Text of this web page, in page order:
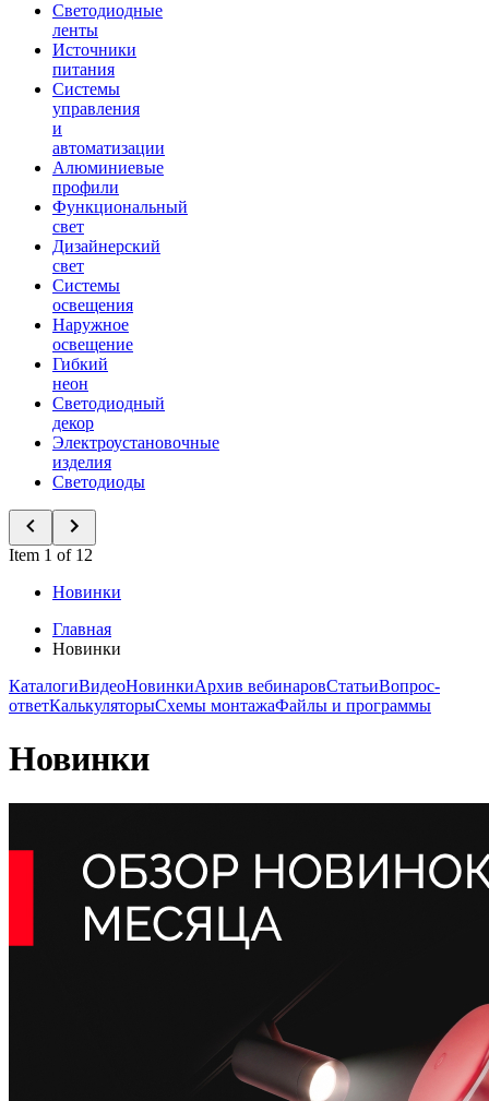
Светодиодные
ленты
Источники
питания
Системы
управления
и
автоматизации
Алюминиевые
профили
Функциональный
свет
Дизайнерский
свет
Системы
освещения
Наружное
освещение
Гибкий
неон
Светодиодный
декор
Электроустановочные
изделия
Светодиоды
Item 1 of 12
Новинки
Главная
Новинки
КаталогиВидеоНовинкиАрхив вебинаровСтатьиВопрос-
ответКалькуляторыСхемы монтажаФайлы и программы
Новинки